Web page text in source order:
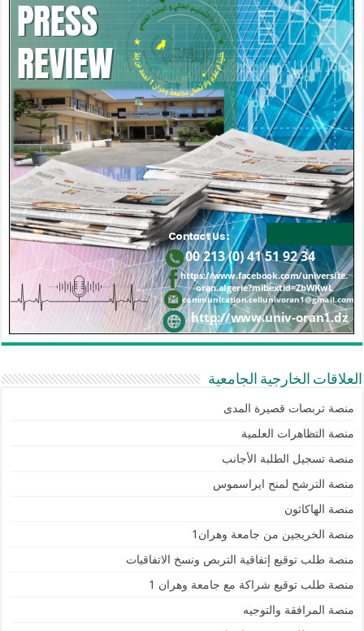
العلاقات الخارجية الجامعية
منصة تربصات قصيرة المدى
منصة التظاهرات العلمية
منصة تسجيل الطلبة الأجانب
منصة الترشح لمنح ايراسموس
منصة الهاكاثون
منصة الخريجين من جامعة وهران1
منصة طلب توقيع إتفاقية التربص ونسخ الاتفاقيات
منصة طلب توقيع شراكة مع جامعة وهران 1
منصة المرافقة والتوجيه